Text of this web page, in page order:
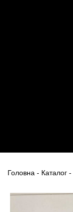
Головна - Каталог -